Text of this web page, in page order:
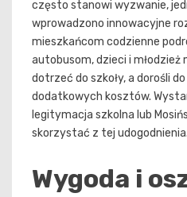
często stanowi wyzwanie,
wprowadzono innowacyjne
mieszkańcom codzienne
autobusom, dzieci i młodzież
dotrzeć do szkoły, a dorośli
dodatkowych kosztów.
legitymacja szkolna lub
skorzystać z tej udogodnienia.
Wygoda i